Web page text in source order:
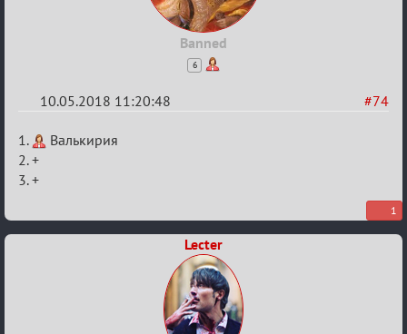
Banned
6
#74
10.05.2018 11:20:48
Re:
IX
Кубок
1.
Валькирия
2. +
3. +
1
Lecter